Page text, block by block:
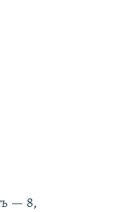
— 8,